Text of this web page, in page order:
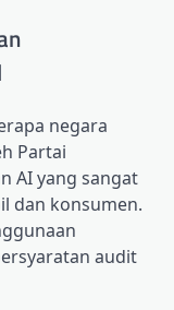
negara
Partai
AI yang sangat
dan konsumen.
audit